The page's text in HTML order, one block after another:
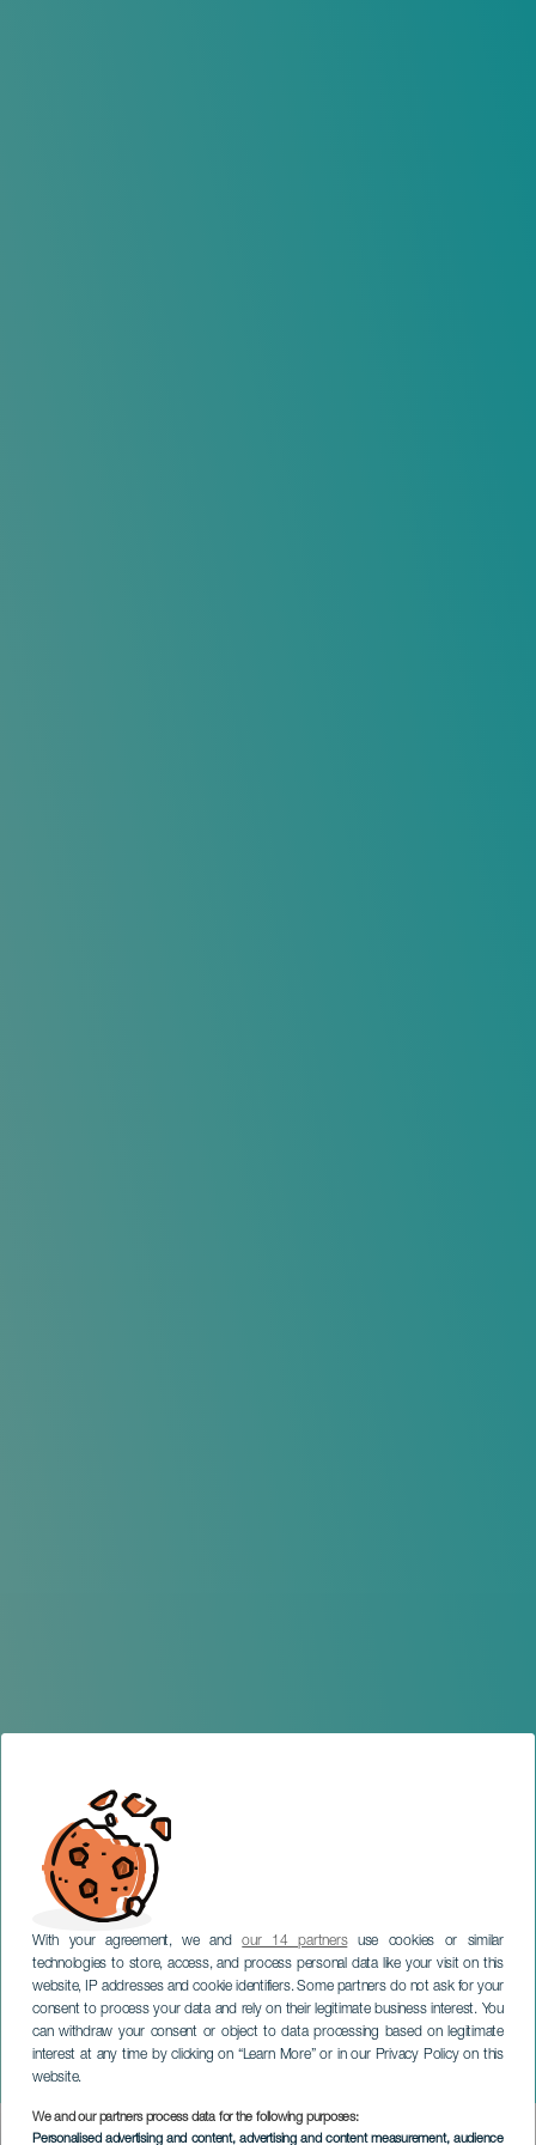
With your agreement, we andour 14 partnersuse cookies or similar
technologies to store, access, and process personal data like your visit on this
website, IP addresses and cookie identifiers. Some partners do not ask for your
consent to process your data and rely on their legitimate business interest. You
can withdraw your consent or object to data processing based on legitimate
interest at any time by clicking on “Learn More” or in our Privacy Policy on this
website.
We and our partners process data for the following purposes:
Personalised advertising and content, advertising and content measurement, audience
En Otra Clave
TENERIFE
Imagen